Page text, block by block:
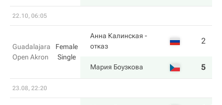
22.10, 06:05
Guadalajara
Open Akron
Female
Single
Анна Калинская -
отказ
2
Мария Боузкова 5
23.08, 22:20